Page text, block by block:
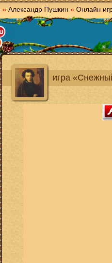
» Александр Пушкин » Онлайн
игра